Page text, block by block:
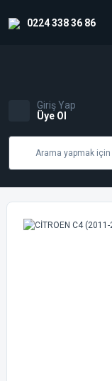
0224 338 36 86
Giriş Yap
Üye Ol